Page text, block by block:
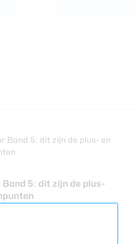
Band 5: dit zijn de plus-